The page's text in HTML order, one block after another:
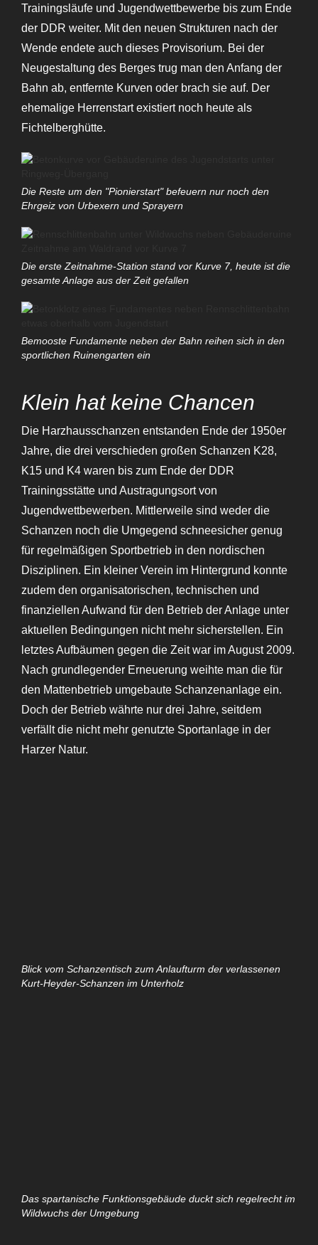
Trainingsläufe und Jugendwettbewerbe bis zum Ende
der DDR weiter. Mit den neuen Strukturen nach der
Wende endete auch dieses Provisorium. Bei der
Neugestaltung des Berges trug man den Anfang der
Bahn ab, entfernte Kurven oder brach sie auf. Der
ehemalige Herrenstart existiert noch heute als
Fichtelberghütte.
Die Reste um den Pionierstart befeuern nur noch den
Ehrgeiz von Urbexern und Sprayern
Die erste Zeitnahme-Station stand vor Kurve 7, heute ist die
gesamte Anlage aus der Zeit gefallen
Bemooste Fundamente neben der Bahn reihen sich in den
sportlichen Ruinengarten ein
Klein hat keine Chancen
Die Harzhausschanzen entstanden Ende der 1950er
Jahre, die drei verschieden großen Schanzen K28,
K15 und K4 waren bis zum Ende der DDR
Trainingsstätte und Austragungsort von
Jugendwettbewerben. Mittlerweile sind weder die
Schanzen noch die Umgegend schneesicher genug
für regelmäßigen Sportbetrieb in den nordischen
Disziplinen. Ein kleiner Verein im Hintergrund konnte
zudem den organisatorischen, technischen und
finanziellen Aufwand für den Betrieb der Anlage unter
aktuellen Bedingungen nicht mehr sicherstellen. Ein
letztes Aufbäumen gegen die Zeit war im August 2009.
Nach grundlegender Erneuerung weihte man die für
den Mattenbetrieb umgebaute Schanzenanlage ein.
Doch der Betrieb währte nur drei Jahre, seitdem
verfällt die nicht mehr genutzte Sportanlage in der
Harzer Natur.
Blick vom Schanzentisch zum Anlaufturm der verlassenen
Kurt-Heyder-Schanzen im Unterholz
Das spartanische Funktionsgebäude duckt sich regelrecht im
Wildwuchs der Umgebung